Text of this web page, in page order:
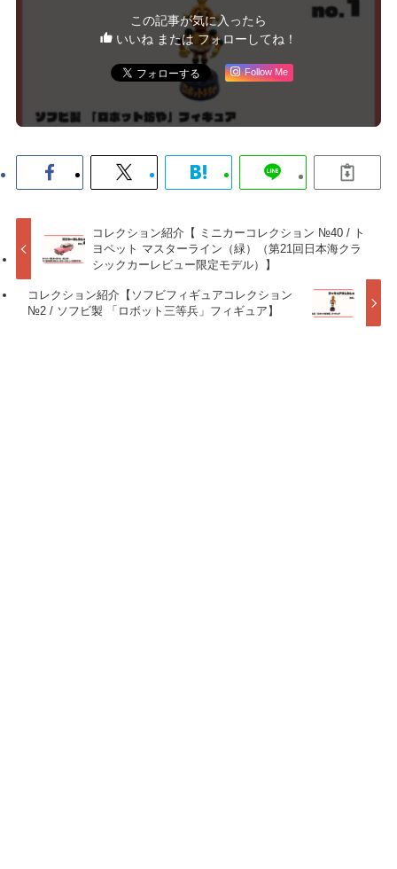
この記事が気に入ったら
いいね または フォローしてね！
Follow Me
コレクション紹介【 ミニカーコレクション №40 / ト
ヨペット マスターライン（緑）（第21回日本海クラ
シックカーレビュー限定モデル）】
コレクション紹介【ソフビフィギュアコレクション
№2 / ソフビ製 「ロボット三等兵」フィギュア】